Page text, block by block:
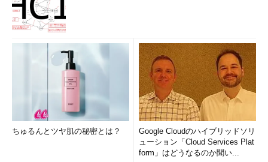
ちゅるんとツヤ肌の秘密とは？
Google Cloudのハイブリッドソリ
ューション「Cloud Services Plat
form」はどうなるのか聞い...